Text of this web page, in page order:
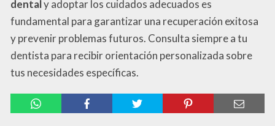
dentaly adoptar los cuidados adecuados es
fundamental para garantizar una recuperación exitosa
y prevenir problemas futuros. Consulta siempre a tu
dentista para recibir orientación personalizada sobre
tus necesidades específicas.